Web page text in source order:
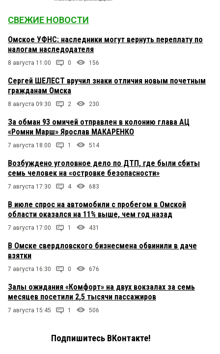
СВЕЖИЕ НОВОСТИ
Омское УФНС: наследники могут вернуть переплату по
налогам наследодателя
8 августа 11:00 0 156
Сергей ШЕЛЕСТ вручил знаки отличия новым почетным
гражданам Омска
8 августа 09:30 2 230
За обман 93 омичей отправлен в колонию глава АЦ
«Ромни Марш» Ярослав МАКАРЕНКО
7 августа 18:00 1 514
Возбуждено уголовное дело по ДТП, где были сбиты
семь человек на «островке безопасности»
7 августа 17:30 4 683
В июле спрос на автомобили с пробегом в Омской
области оказался на 11% выше, чем год назад
7 августа 17:00 1 431
В Омске свердловского бизнесмена обвинили в даче
взятки
7 августа 16:30 0 676
Залы ожидания «Комфорт» на двух вокзалах за семь
месяцев посетили 2,5 тысячи пассажиров
7 августа 15:45 1 506
Подпишитесь ВКонтакте!